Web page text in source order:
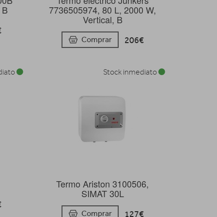
7736505974, 80 L, 2000 W,
Vertical, B
Comprar 206€
Termo Ariston 3100506,
SIMAT 30L
Comprar 127€
Stock inmediato